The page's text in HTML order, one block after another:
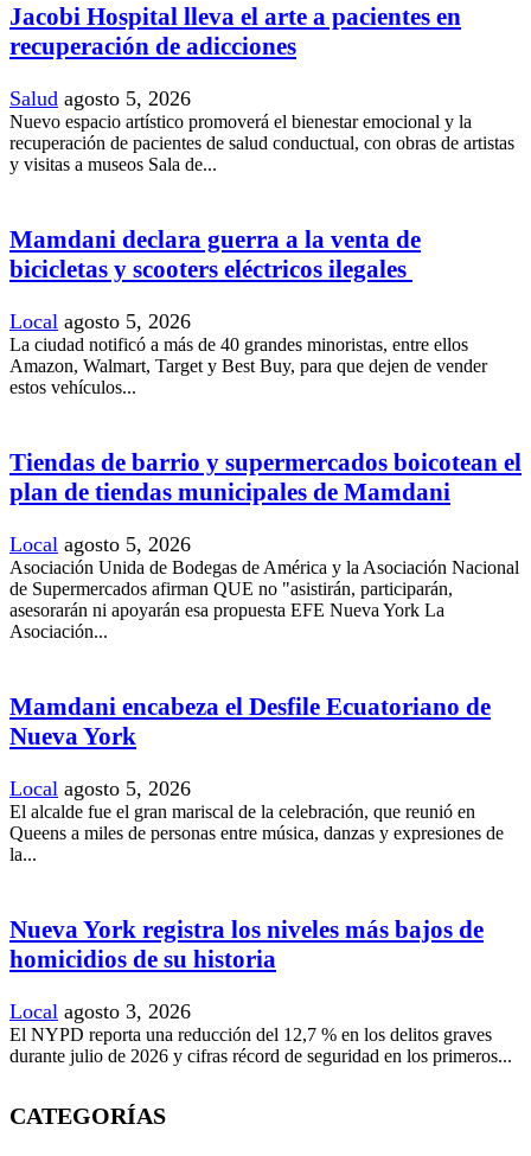
Jacobi Hospital lleva el arte a pacientes en
recuperación de adicciones
Salud agosto 5, 2026
Nuevo espacio artístico promoverá el bienestar emocional y la
recuperación de pacientes de salud conductual, con obras de artistas
y visitas a museos Sala de...
Mamdani declara guerra a la venta de
bicicletas y scooters eléctricos ilegales
Local agosto 5, 2026
La ciudad notificó a más de 40 grandes minoristas, entre ellos
Amazon, Walmart, Target y Best Buy, para que dejen de vender
estos vehículos...
Tiendas de barrio y supermercados boicotean el
plan de tiendas municipales de Mamdani
Local agosto 5, 2026
Asociación Unida de Bodegas de América y la Asociación Nacional
de Supermercados afirman QUE no "asistirán, participarán,
asesorarán ni apoyarán esa propuesta EFE Nueva York La
Asociación...
Mamdani encabeza el Desfile Ecuatoriano de
Nueva York
Local agosto 5, 2026
El alcalde fue el gran mariscal de la celebración, que reunió en
Queens a miles de personas entre música, danzas y expresiones de
la...
Nueva York registra los niveles más bajos de
homicidios de su historia
Local agosto 3, 2026
El NYPD reporta una reducción del 12,7 % en los delitos graves
durante julio de 2026 y cifras récord de seguridad en los primeros...
CATEGORÍAS